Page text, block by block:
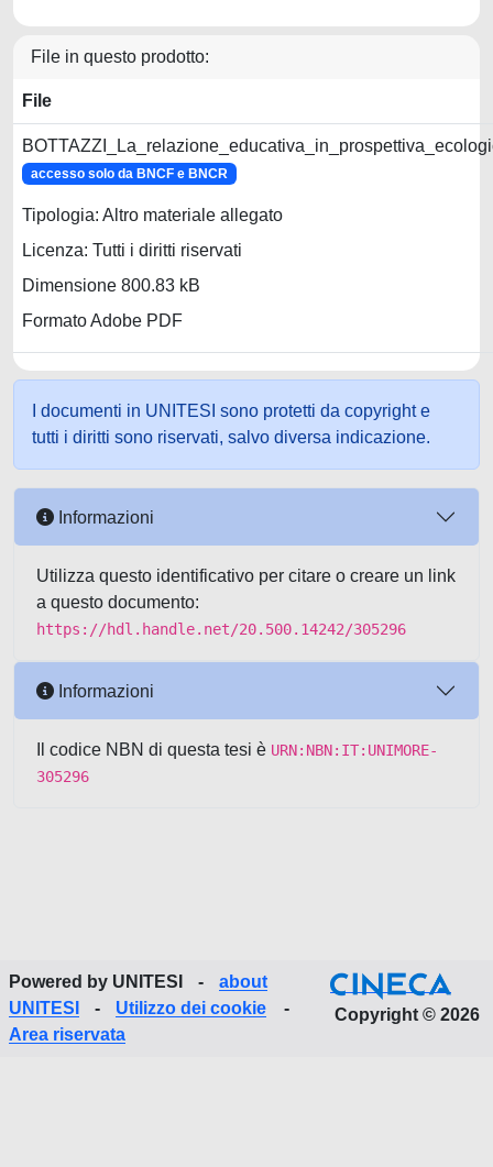
File in questo prodotto:
File
accesso solo da BNCF e BNCR
Tipologia: Altro materiale allegato
Licenza: Tutti i diritti riservati
Dimensione 800.83 kB
Formato Adobe PDF
I documenti in UNITESI sono protetti da copyright e
tutti i diritti sono riservati, salvo diversa indicazione.
Informazioni
Utilizza questo identificativo per citare o creare un link
a questo documento:
https://hdl.handle.net/20.500.14242/305296
Informazioni
Il codice NBN di questa tesi è URN:NBN:IT:UNIMORE-
305296
Powered by UNITESI -
about
UNITESI
- Utilizzo dei cookie
-
Area riservata
Copyright © 2026